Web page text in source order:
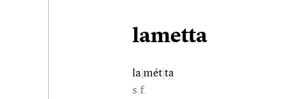
lametta
la mét ta
s.f.